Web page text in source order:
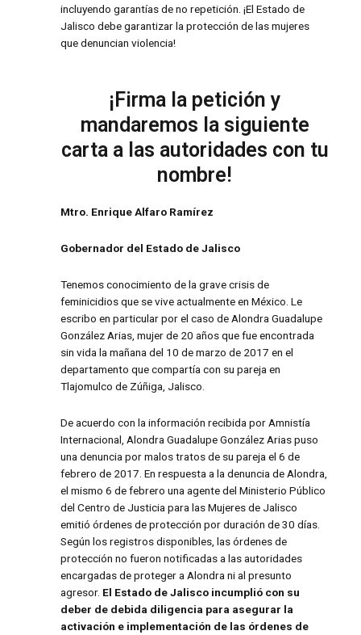
incluyendo garantías de no repetición. ¡El Estado de
Jalisco debe garantizar la protección de las mujeres
que denuncian violencia!
¡Firma la petición y
mandaremos la siguiente
carta a las autoridades con tu
nombre!
Mtro. Enrique Alfaro Ramírez
Gobernador del Estado de Jalisco
Tenemos conocimiento de la grave crisis de
feminicidios que se vive actualmente en México. Le
escribo en particular por el caso de Alondra Guadalupe
González Arias, mujer de 20 años que fue encontrada
sin vida la mañana del 10 de marzo de 2017 en el
departamento que compartía con su pareja en
Tlajomulco de Zúñiga, Jalisco.
De acuerdo con la información recibida por Amnistía
Internacional, Alondra Guadalupe González Arias puso
una denuncia por malos tratos de su pareja el 6 de
febrero de 2017. En respuesta a la denuncia de Alondra,
el mismo 6 de febrero una agente del Ministerio Público
del Centro de Justicia para las Mujeres de Jalisco
emitió órdenes de protección por duración de 30 días.
Según los registros disponibles, las órdenes de
protección no fueron notificadas a las autoridades
encargadas de proteger a Alondra ni al presunto
agresor. El Estado de Jalisco incumplió con su
deber de debida diligencia para asegurar la
activación e implementación de las órdenes de